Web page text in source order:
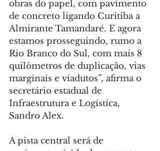
obras do papel, com pavimento
de concreto ligando Curitiba a
Almirante Tamandaré. E agora
estamos prosseguindo, rumo a
Rio Branco do Sul, com mais 8
quilômetros de duplicação, vias
marginais e viadutos”, afirma o
secretário estadual de
Infraestrutura e Logística,
Sandro Alex.
A pista central será de